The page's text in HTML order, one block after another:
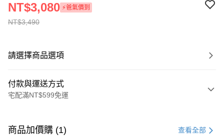
NT$3,490
NT$3,080 ⚡爸氣價到
請選擇商品選項
付款與運送方式
宅配滿NT$599免運
信用卡一次付款
商品加價購 (1) 查看全部